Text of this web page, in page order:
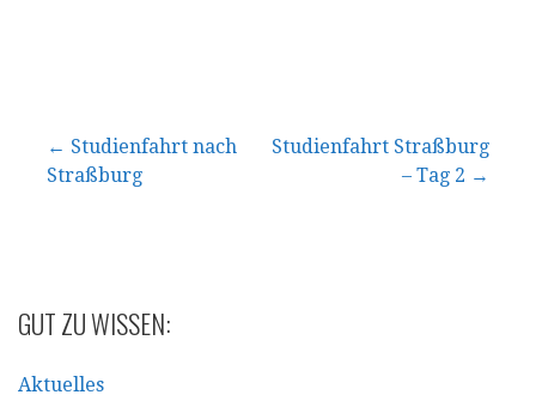
Beitragsnavigation
← Studienfahrt nach
Straßburg
Studienfahrt Straßburg
– Tag 2 →
GUT ZU WISSEN:
Aktuelles